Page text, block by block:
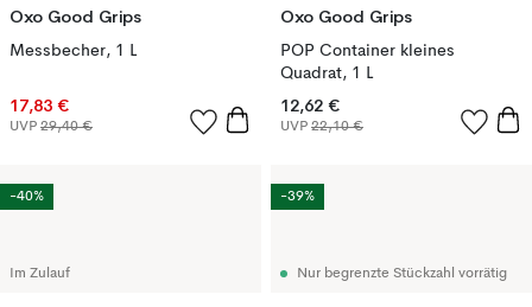
Oxo Good Grips
Messbecher, 1 L
17,83 €
UVP 29,40 €
Oxo Good Grips
POP Container kleines
Quadrat, 1 L
12,62 €
UVP 22,10 €
Im Zulauf
-40%
Nur begrenzte Stückzahl vorrätig
-39%